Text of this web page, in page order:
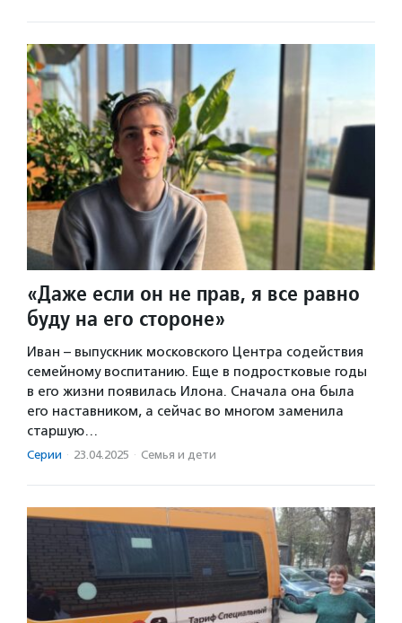
«Даже если он не прав, я все равно
буду на его стороне»
Иван – выпускник московского Центра содействия
семейному воспитанию. Еще в подростковые годы
в его жизни появилась Илона. Сначала она была
его наставником, а сейчас во многом заменила
старшую…
Серии · 23.04.2025 · Семья и дети